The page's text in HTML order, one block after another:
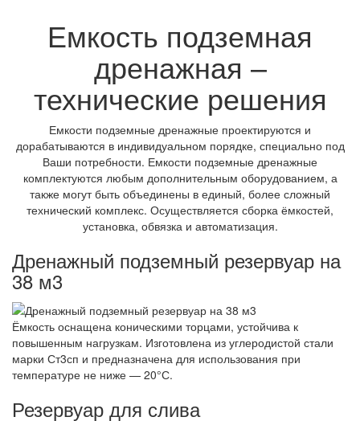
Емкость подземная
дренажная –
технические решения
Емкости подземные дренажные проектируются и
дорабатываются в индивидуальном порядке, специально под
Ваши потребности. Емкости подземные дренажные
комплектуются любым дополнительным оборудованием, а
также могут быть объединены в единый, более сложный
технический комплекс. Осуществляется сборка ёмкостей,
установка, обвязка и автоматизация.
Дренажный подземный резервуар на
38 м3
Ёмкость оснащена коническими торцами, устойчива к
повышенным нагрузкам. Изготовлена из углеродистой стали
марки Ст3сп и предназначена для использования при
температуре не ниже — 20°С.
Резервуар для слива